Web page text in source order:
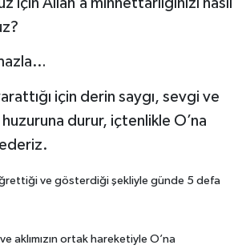
için derin saygı, sevgi ve
huzuruna durur, içtenlikle O’na
ve gösterdiği şekliyle günde 5 defa
aklımızın ortak hareketiyle O’na